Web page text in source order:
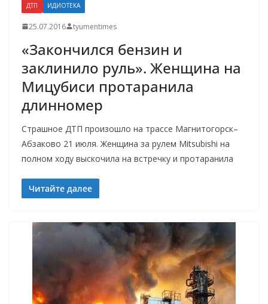
ДТП ИДИОТЕКА
25.07.2016 tyumentimes
«Закончился бензин и
заклинило руль». Женщина на
Мицубиси протаранила
длинномер
Страшное ДТП произошло на трассе Магнитогорск–
Абзаково 21 июля. Женщина за рулем Mitsubishi на
полном ходу выскочила на встречку и протаранила
Читайте далее